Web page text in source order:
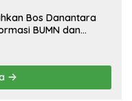
Bos Danantara
BUMN dan